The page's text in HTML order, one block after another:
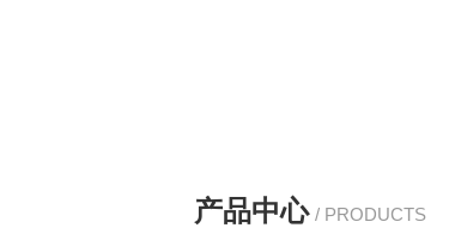
产品中心 / PRODUCTS